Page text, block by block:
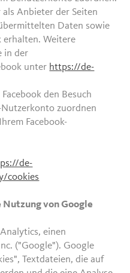
Anbieter der Seiten
Daten sowie
erhalten. Weitere
in der
unter https://de-
den Besuch
Nutzerkonto zuordnen
Facebook-
de-
cookies
von Google
einen
("Google"). Google
Textdateien, die auf